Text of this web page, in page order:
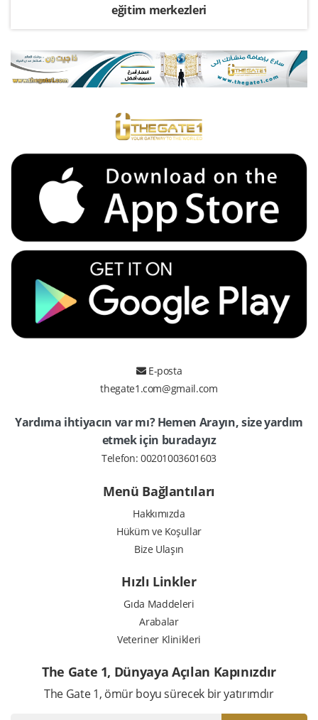
eğitim merkezleri
E-posta
thegate1.com@gmail.com
Yardıma ihtiyacın var mı? Hemen Arayın, size yardım
etmek için buradayız
Telefon: 00201003601603
Menü Bağlantıları
Hakkımızda
Hüküm ve Koşullar
Bize Ulaşın
Hızlı Linkler
Gıda Maddeleri
Arabalar
Veteriner Klinikleri
The Gate 1, Dünyaya Açılan Kapınızdır
The Gate 1, ömür boyu sürecek bir yatırımdır